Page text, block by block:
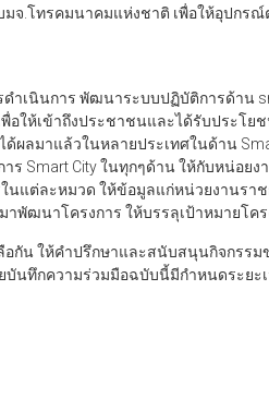
มจ.โทรคมนาคมแห่งชาติ เพื่อให้อุปกร
ำเนินการ พัฒนาระบบปฏิบัติการด้าน
อให้เข้าถึงประชาชนและได้รับประโย
ลมาแล้วในหลายประเทศในด้าน
Smart City ในทุกๆด้าน ให้กับหน่อยง
นแต่ละหมวด ให้ข้อมูลแก่หน่วยงานรา
าพัฒนาโครงการ ให้บรรลุเป้าหมายโคร
อกัน ให้คำปรึกษาและสนับสนุนกิจกรรม
นทึกความร่วมมือฉบับนี้มีกำหนดระยะ